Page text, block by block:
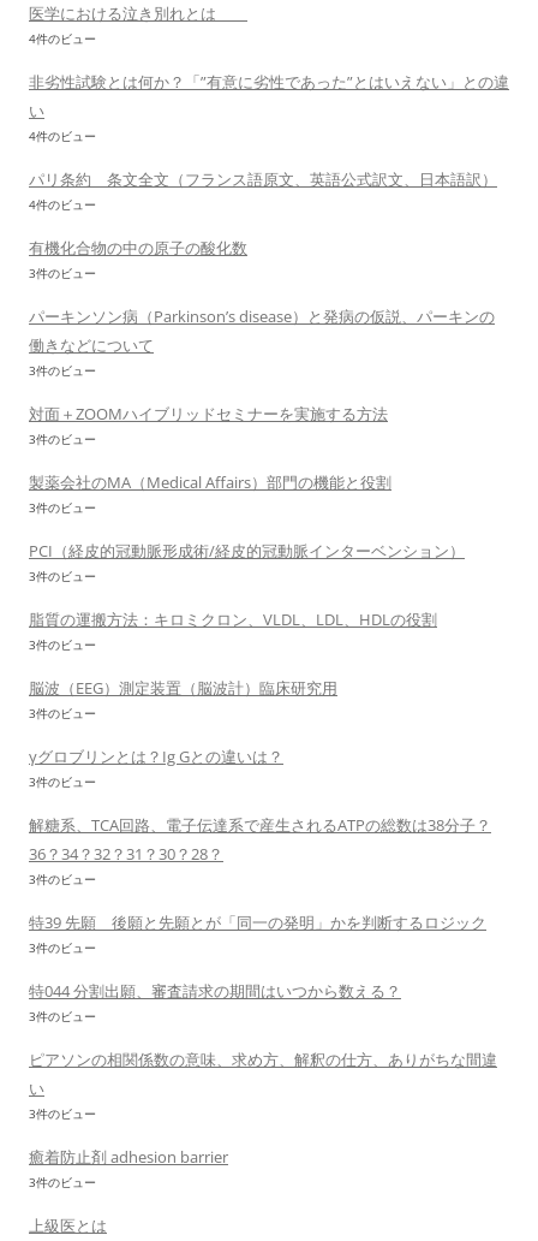
医学における泣き別れとは
4件のビュー
非劣性試験とは何か？「”有意に劣性であった”とはいえない」との違
い
4件のビュー
パリ条約 条文全文（フランス語原文、英語公式訳文、日本語訳）
4件のビュー
有機化合物の中の原子の酸化数
3件のビュー
パーキンソン病（Parkinson’s disease）と発病の仮説、パーキンの
働きなどについて
3件のビュー
対面＋ZOOMハイブリッドセミナーを実施する方法
3件のビュー
製薬会社のMA（Medical Affairs）部門の機能と役割
3件のビュー
PCI（経皮的冠動脈形成術/経皮的冠動脈インターベンション）
3件のビュー
脂質の運搬方法：キロミクロン、VLDL、LDL、HDLの役割
3件のビュー
脳波（EEG）測定装置（脳波計）臨床研究用
3件のビュー
γグロブリンとは？Ig Gとの違いは？
3件のビュー
解糖系、TCA回路、電子伝達系で産生されるATPの総数は38分子？
36？34？32？31？30？28？
3件のビュー
特39 先願 後願と先願とが「同一の発明」かを判断するロジック
3件のビュー
特044 分割出願、審査請求の期間はいつから数える？
3件のビュー
ピアソンの相関係数の意味、求め方、解釈の仕方、ありがちな間違
い
3件のビュー
癒着防止剤 adhesion barrier
3件のビュー
上級医とは